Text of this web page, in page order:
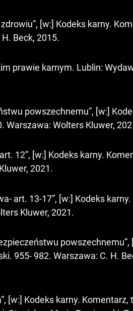
[w:] Kodeks karny.
Beck, 2015.
prawie karnym. Lublin:
powszechnemu”, [w:]
Warszawa: Wolters Kluwer,
12”, [w:] Kodeks karny.
2021.
art. 13-17”, [w:] Kodeks karny.
Kluwer, 2021.
powszechnemu”,
955- 982. Warszawa: C. H.
[w:] Kodeks karny. Komentarz,